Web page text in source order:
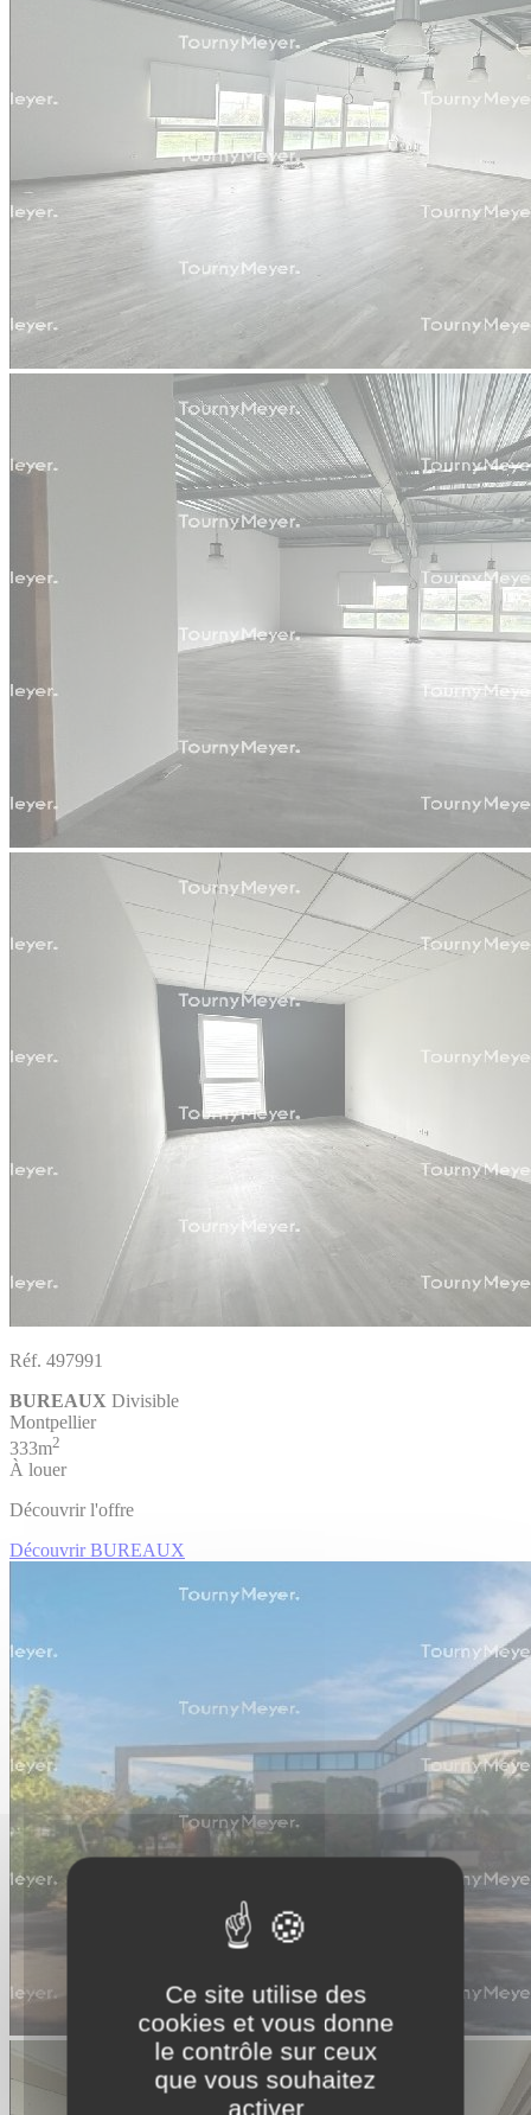
Ce site utilise des
cookies et vous donne
le contrôle sur ceux
que vous souhaitez
activer
Réf. 497991
BUREAUX Divisible
Montpellier
333m2
À louer
Découvrir l'offre
Découvrir BUREAUX